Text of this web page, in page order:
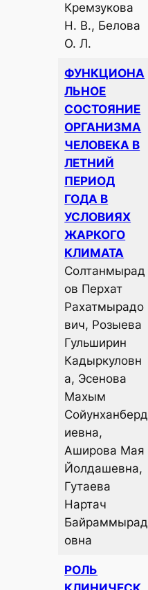
Кремзукова
Н. В., Белова
О. Л.
ФУНКЦИОНА
ЛЬНОЕ
СОСТОЯНИЕ
ОРГАНИЗМА
ЧЕЛОВЕКА В
ЛЕТНИЙ
ПЕРИОД
ГОДА В
УСЛОВИЯХ
ЖАРКОГО
КЛИМАТА
Солтанмырад
ов Перхат
Рахатмырадо
вич, Розыева
Гульширин
Кадыркуловн
а, Эсенова
Махым
Сойунханберд
иевна,
Аширова Мая
Йолдашевна,
Гутаева
Нартач
Байраммырад
овна
РОЛЬ